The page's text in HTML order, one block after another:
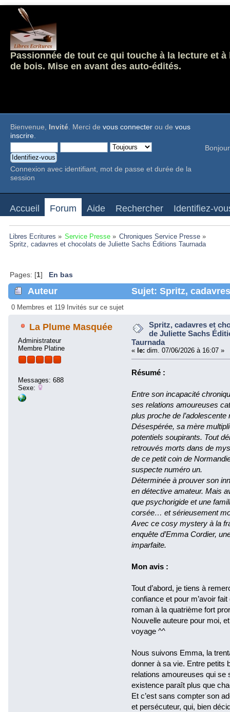
Passionnée de tout ce qui touche à la lecture et
de bois. Mise en avant des auto-édités.
Bienvenue, Invité. Merci de vous connecter ou de vous
inscrire.
Connexion avec identifiant, mot de passe et durée de la
session
Accueil Forum Aide Rechercher Identifiez-
Libres Ecritures » Service Presse» Chroniques Service Presse »
Spritz, cadavres et chocolats de Juliette Sachs Éditions Taurnada
Pages: [1] En bas
Auteur
Sujet: Spritz,
Éditions Taurnada (Lu 251371 fois)
0 Membres et 119 Invités sur ce sujet
La Plume Masquée
Administrateur
Membre Platine
Messages: 688
Sexe:
Spritz, cadavres et
de Juliette Sachs
Taurnada
« le: dim. 07/06/2026 à 16:07 »
Résumé :
Entre son incapacité
ses relations amoureuses
plus proche de l’adolescente
Désespérée, sa mère
potentiels soupirants. Tout
retrouvés morts dans de
de ce petit coin de
suspecte numéro un.
Déterminée à prouver son
en détective amateur. Mais
que psychorigide et une
corsée… et sérieusement
Avec ce cosy mystery à la
enquête d’Emma Cordier,
imparfaite.
Mon avis :
Tout d’abord, je tiens à
confiance et pour m’avoir
roman à la quatrième fort
Nouvelle auteure pour moi,
voyage ^^
Nous suivons Emma, la
donner à sa vie. Entre petits
relations amoureuses qui se
existence paraît plus que
Et c’est sans compter son
et persécuteur, qui, bien